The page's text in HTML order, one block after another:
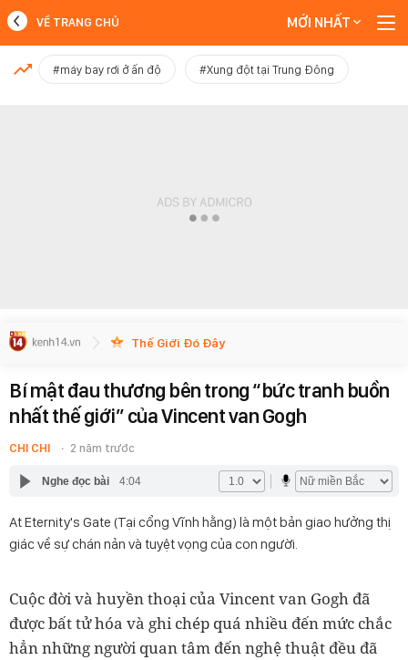
MỚI NHẤT
VỀ TRANG CHỦ MỚI NHẤT
#máy bay rơi ở ấn độ #Xung đột tại Trung Đông
Thế Giới Đó Đây
Bí mật đau thương bên trong “bức tranh buồn
nhất thế giới” của Vincent van Gogh
CHI CHI 2 năm trước
Nghe đọc bài 4:04
At Eternity's Gate (Tại cổng Vĩnh hằng) là một bản giao hưởng thị
giác về sự chán nản và tuyệt vọng của con người.
Cuộc đời và huyền thoại của Vincent van Gogh đã
được bất tử hóa và ghi chép quá nhiều đến mức chắc
hẳn những người quan tâm đến nghệ thuật đều đã